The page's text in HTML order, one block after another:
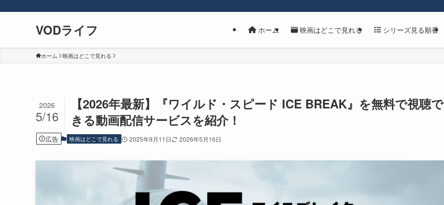
VODライフ ホーム 映画はどこで見れる シリーズ見る順番
ホーム 映画はどこで見れる
【2026年最新】『ワイルド・スピード ICE BREAK』を無料で視聴で
きる動画配信サービスを紹介！
2026
5/16
広告 映画はどこで見れる 2025年9月11日 2026年5月16日